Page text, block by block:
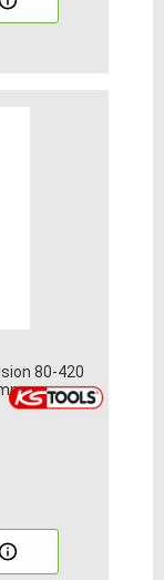
80-420